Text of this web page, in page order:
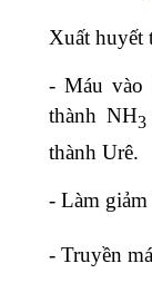
Xuất huyết
- Máu vào
thành NH3
thành Urê.
- Làm giảm
- Truyền